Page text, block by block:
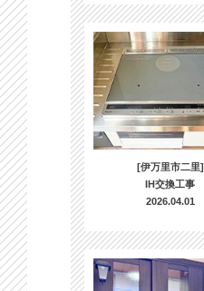
[伊万里市二里]
IH交換工事
2026.04.01